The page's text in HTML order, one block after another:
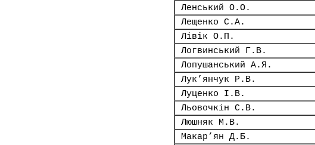
Ленський О.О.
Лещенко С.А.
Лівік О.П.
Логвинський Г.В.
Лопушанський А.Я.
Лук’янчук Р.В.
Луценко І.В.
Льовочкін С.В.
Люшняк М.В.
Макар’ян Д.Б.